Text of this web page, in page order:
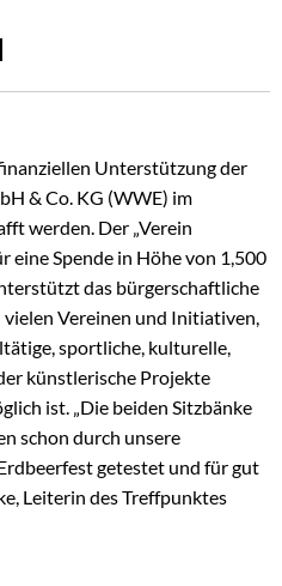
Unterstützung der
& Co. KG (WWE) im
werden. Der „Verein
eine Spende in Höhe von 1,500
das bürgerschaftliche
Vereinen und Initiativen,
sportliche, kulturelle,
künstlerische Projekte
ist. „Die beiden Sitzbänke
schon durch unsere
getestet und für gut
Leiterin des Treffpunktes